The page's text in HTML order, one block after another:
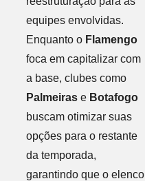
equipes envolvidas.
Enquanto o Flamengo
foca em capitalizar com
a base, clubes como
Palmeirase Botafogo
buscam otimizar suas
opções para o restante
da temporada,
garantindo que o elenco